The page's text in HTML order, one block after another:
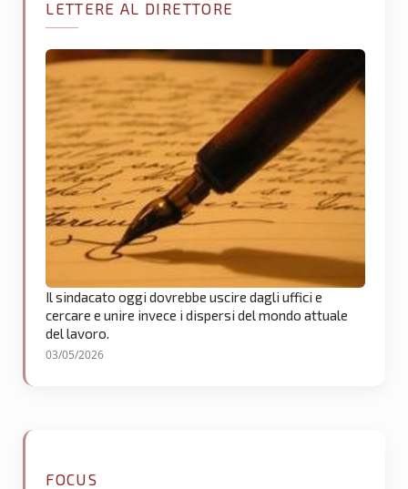
LETTERE AL DIRETTORE
Il sindacato oggi dovrebbe uscire dagli uffici e
cercare e unire invece i dispersi del mondo attuale
del lavoro.
03/05/2026
FOCUS